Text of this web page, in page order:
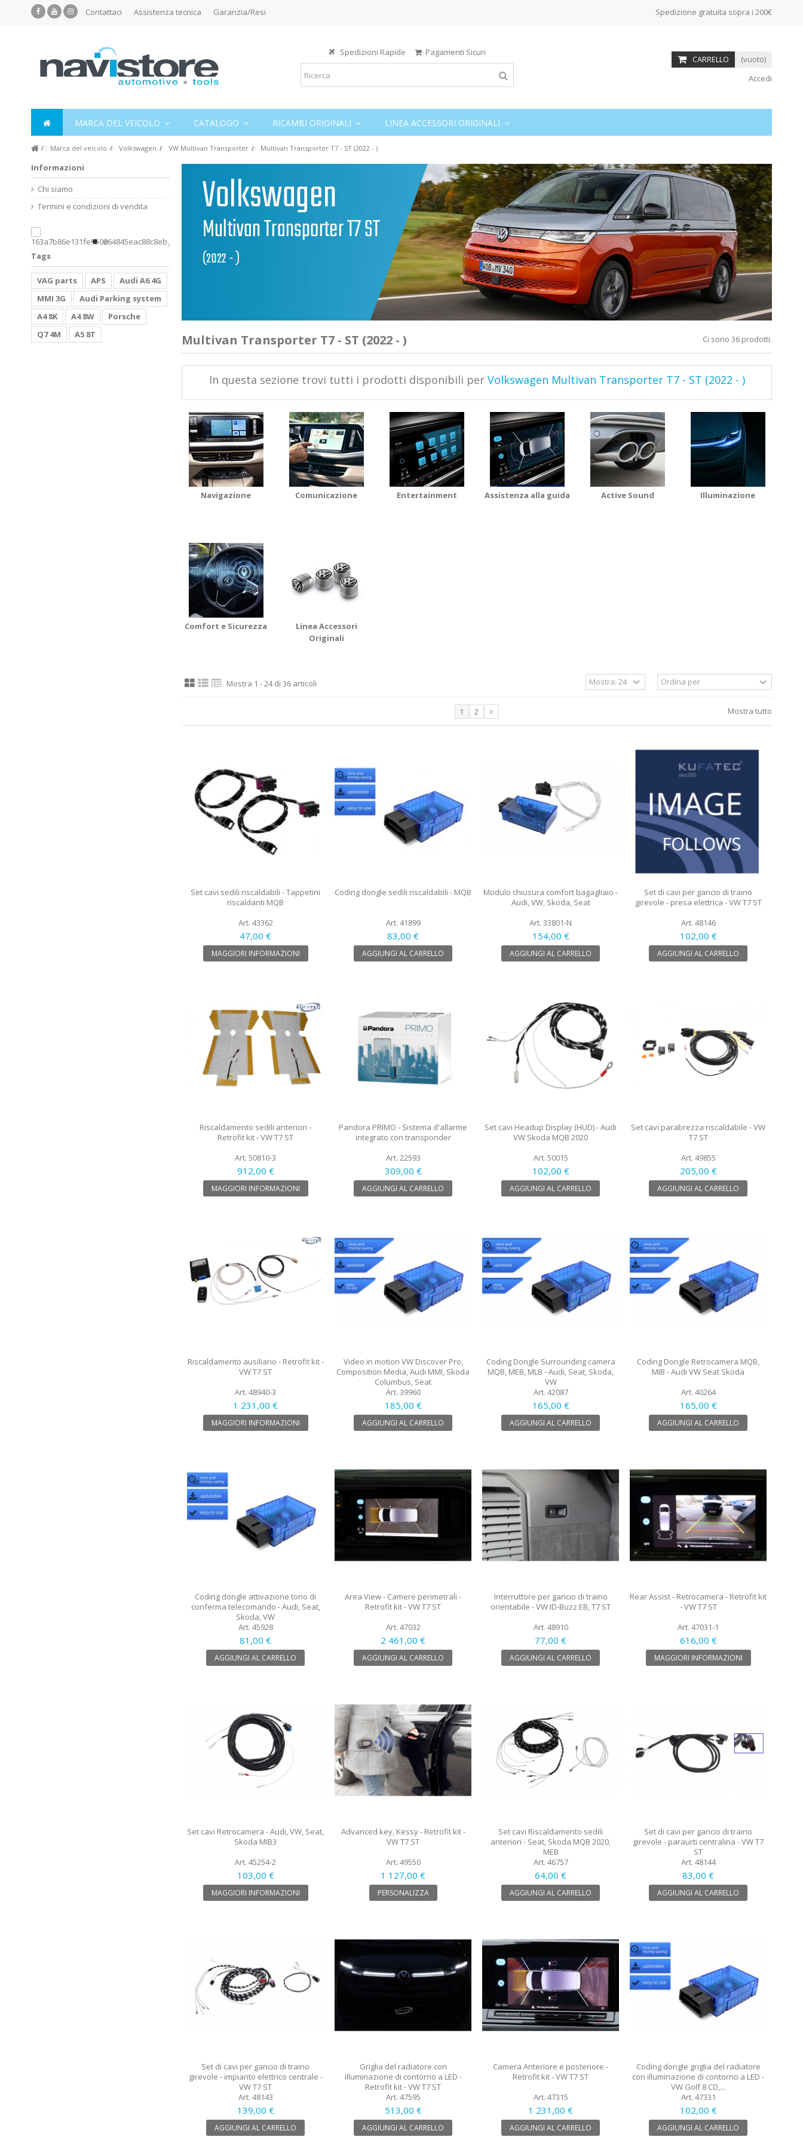
Contattaci Assistenza tecnica Garanzia/Resi Spedizione gratuita sopra i 200€
Spedizioni Rapide Pagamenti Sicuri
CARRELLO
(vuoto)
Accedi
MARCA DEL VEICOLO CATALOGO RICAMBI ORIGINALI LINEA ACCESSORI ORIGINALI
Marca del veicolo Volkswagen VW Multivan Transporter Multivan Transporter T7 - ST (2022 - )
Multivan Transporter T7 - ST (2022 - ) Ci sono 36 prodotti.
In questa sezione trovi tutti i prodotti disponibili per Volkswagen Multivan Transporter T7 - ST (2022 - )
Navigazione Comunicazione Entertainment Assistenza alla guida Active Sound Illuminazione
Comfort e Sicurezza
Linea Accessori
Originali
Mostra 1 - 24 di 36 articoli
Mostra tutto
1 2
Set cavi sedili riscaldabili - Tappetini
riscaldanti MQB
Art. 43362
47,00 €
MAGGIORI INFORMAZIONI
Coding dongle sedili riscaldabili - MQB
Art. 41899
83,00 €
AGGIUNGI AL CARRELLO
Modulo chiusura comfort bagagliaio -
Audi, VW, Skoda, Seat
Art. 33801-N
154,00 €
AGGIUNGI AL CARRELLO
Set di cavi per gancio di traino
girevole - presa elettrica - VW T7 ST
Art. 48146
102,00 €
AGGIUNGI AL CARRELLO
Riscaldamento sedili anteriori -
Retrofit kit - VW T7 ST
Art. 50810-3
912,00 €
MAGGIORI INFORMAZIONI
Pandora PRIMO - Sistema d'allarme
integrato con transponder
Art. 22593
309,00 €
AGGIUNGI AL CARRELLO
Set cavi Headup Display (HUD) - Audi
VW Skoda MQB 2020
Art. 50015
102,00 €
AGGIUNGI AL CARRELLO
Set cavi parabrezza riscaldabile - VW
T7 ST
Art. 49855
205,00 €
AGGIUNGI AL CARRELLO
Riscaldamento ausiliario - Retrofit kit -
VW T7 ST
Art. 48940-3
1 231,00 €
MAGGIORI INFORMAZIONI
Video in motion VW Discover Pro,
Composition Media, Audi MMI, Skoda
Columbus, Seat
Art. 39960
185,00 €
AGGIUNGI AL CARRELLO
Coding Dongle Surrounding camera
MQB, MEB, MLB - Audi, Seat, Skoda,
VW
Art. 42087
165,00 €
AGGIUNGI AL CARRELLO
Coding Dongle Retrocamera MQB,
MIB - Audi VW Seat Skoda
Art. 40264
165,00 €
AGGIUNGI AL CARRELLO
Coding dongle attivazione tono di
conferma telecomando - Audi, Seat,
Skoda, VW
Art. 45928
81,00 €
AGGIUNGI AL CARRELLO
Area View - Camere perimetrali -
Retrofit kit - VW T7 ST
Art. 47032
2 461,00 €
AGGIUNGI AL CARRELLO
Interruttore per gancio di traino
orientabile - VW ID-Buzz EB, T7 ST
Art. 48910
77,00 €
AGGIUNGI AL CARRELLO
Rear Assist - Retrocamera - Retrofit kit
- VW T7 ST
Art. 47031-1
616,00 €
MAGGIORI INFORMAZIONI
Set cavi Retrocamera - Audi, VW, Seat,
Skoda MIB3
Art. 45254-2
103,00 €
MAGGIORI INFORMAZIONI
Advanced key, Kessy - Retrofit kit -
VW T7 ST
Art. 49550
1 127,00 €
PERSONALIZZA
Set cavi Riscaldamento sedili
anteriori - Seat, Skoda MQB 2020,
MEB
Art. 46757
64,00 €
AGGIUNGI AL CARRELLO
Set di cavi per gancio di traino
girevole - paraurti centralina - VW T7
ST
Art. 48144
83,00 €
AGGIUNGI AL CARRELLO
Set di cavi per gancio di traino
girevole - impianto elettrico centrale -
VW T7 ST
Art. 48143
139,00 €
AGGIUNGI AL CARRELLO
Griglia del radiatore con
illuminazione di contorno a LED -
Retrofit kit - VW T7 ST
Art. 47595
513,00 €
AGGIUNGI AL CARRELLO
Camera Anteriore e posteriore -
Retrofit kit - VW T7 ST
Art. 47315
1 231,00 €
AGGIUNGI AL CARRELLO
Coding dongle griglia del radiatore
con illuminazione di contorno a LED -
VW Golf 8 CD,...
Art. 47331
102,00 €
AGGIUNGI AL CARRELLO
Informazioni
Chi siamo
Termini e condizioni di vendita
Tags
VAG parts APS
Audi A6 4G
MMI 3G
Audi Parking system
A4 8K
A4 8W
Porsche
Q7 4M
A5 8T